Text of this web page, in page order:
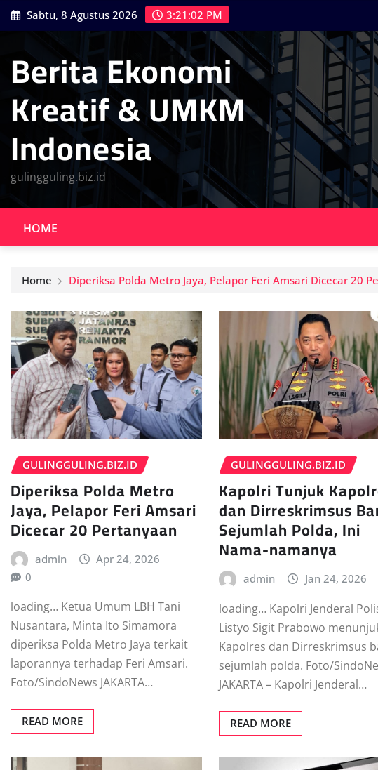
Skip
to
Sabtu, 8 Agustus 2026 3:21:03 PM
Berita Ekonomi
Kreatif & UMKM
Indonesia
gulingguling.biz.id
HOME
Home Diperiksa Polda Metro Jaya, Pelapor Feri Amsari Dicecar 20
GULINGGULING.BIZ.ID
Diperiksa Polda Metro
Jaya, Pelapor Feri Amsari
Dicecar 20 Pertanyaan
admin
Apr 24, 2026
0
loading… Ketua Umum LBH Tani
Nusantara, Minta Ito Simamora
diperiksa Polda Metro Jaya terkait
laporannya terhadap Feri Amsari.
Foto/SindoNews JAKARTA…
READ MORE
GULINGGULING.BIZ.ID
Kapolri Tunjuk
dan Dirreskrimsus
Sejumlah Polda, Ini
Nama-namanya
admin Jan 24, 2026
loading… Kapolri Jenderal
Listyo Sigit Prabowo
Kapolres dan Dirreskrimsus
sejumlah polda. Foto/
JAKARTA – Kapolri Jenderal…
READ MORE